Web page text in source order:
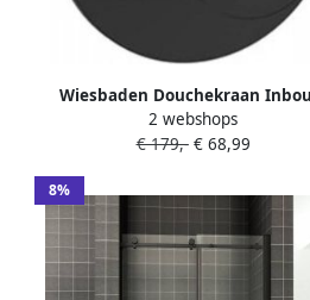
Wiesbaden Douchekraan
Platinum Dreams Afbouwdeel
Thermostatisch met 2
2 webshops
€ 179,-€ 68,99
8%